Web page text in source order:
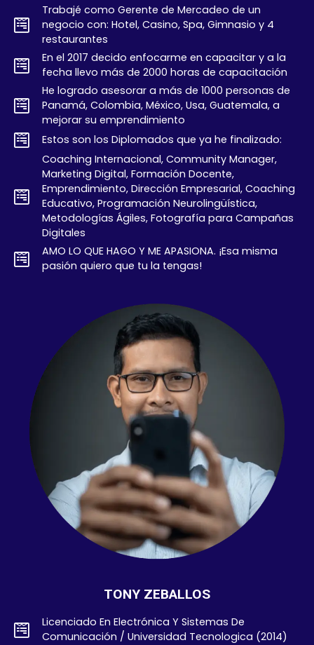
Trabajé como Gerente de Mercadeo de un
negocio con: Hotel, Casino, Spa, Gimnasio y 4
restaurantes
En el 2017 decido enfocarme en capacitar y a la
fecha llevo más de 2000 horas de capacitación
He logrado asesorar a más de 1000 personas de
Panamá, Colombia, México, Usa, Guatemala, a
mejorar su emprendimiento
Estos son los Diplomados que ya he finalizado:
Coaching Internacional, Community Manager,
Marketing Digital, Formación Docente,
Emprendimiento, Dirección Empresarial, Coaching
Educativo, Programación Neurolingüística,
Metodologías Ágiles, Fotografía para Campañas
Digitales
AMO LO QUE HAGO Y ME APASIONA. ¡Esa misma
pasión quiero que tu la tengas!
TONY ZEBALLOS
Licenciado En Electrónica Y Sistemas De
Comunicación / Universidad Tecnologica (2014)